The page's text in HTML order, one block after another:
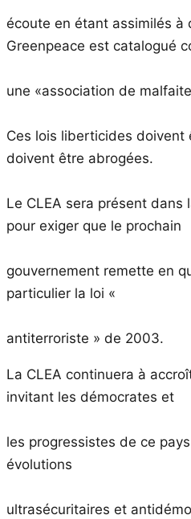
écoute en étant assimilés à
Greenpeace est catalogué
une «association de
Ces lois liberticides doivent
doivent être abrogées.
Le CLEA sera présent dans
pour exiger que le prochain
gouvernement remette en
particulier la loi «
antiterroriste » de 2003.
La CLEA continuera à
invitant les démocrates et
les progressistes de ce
évolutions
ultrasécuritaires et